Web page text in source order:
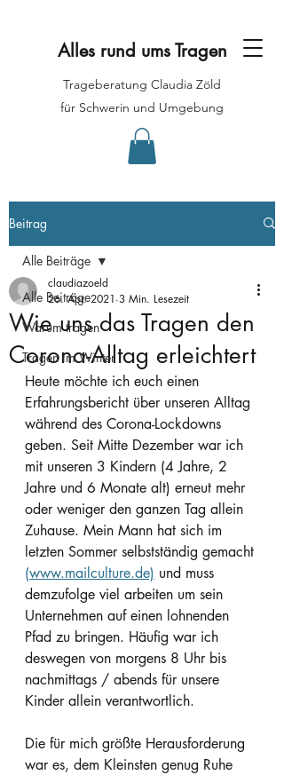
Alles rund ums Tragen
Trageberatung Claudia Zöld
für Schwerin und Umgebung
Beitrag
Alle Beiträge
Warum tragen
Tragen im Winter
Alle Beiträge
Wie uns das Tragen den
Corona-Alltag erleichtert
claudiazoeld
26. Apr. 2021 3 Min. Lesezeit
Heute möchte ich euch einen
Erfahrungsbericht über unseren Alltag
während des Corona-Lockdowns
geben. Seit Mitte Dezember war ich
mit unseren 3 Kindern (4 Jahre, 2
Jahre und 6 Monate alt) erneut mehr
oder weniger den ganzen Tag allein
Zuhause. Mein Mann hat sich im
letzten Sommer selbstständig gemacht
(www.mailculture.de) und muss
demzufolge viel arbeiten um sein
Unternehmen auf einen lohnenden
Pfad zu bringen. Häufig war ich
deswegen von morgens 8 Uhr bis
nachmittags / abends für unsere
Kinder allein verantwortlich.
Die für mich größte Herausforderung
war es, dem Kleinsten genug Ruhe